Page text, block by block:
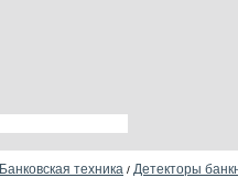
Банковская техника / Детекторы